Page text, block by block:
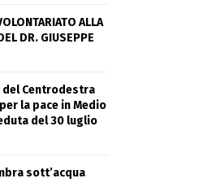
ALLA
DR. GIUSEPPE
del Centrodestra
la pace in Medio
del 30 luglio
sott’acqua